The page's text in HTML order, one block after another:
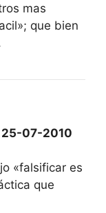
mas
que bien
25-07-2010
«falsificar es
que